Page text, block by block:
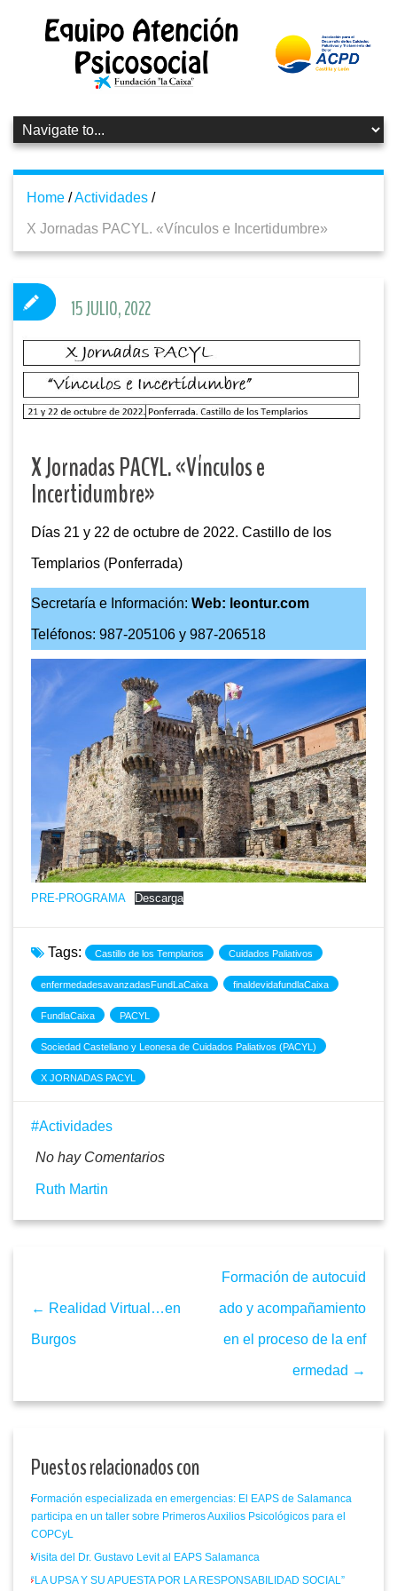
Home /Actividades /
X Jornadas PACYL. «Vínculos e Incertidumbre»
X Jornadas PACYL. «Vínculos e
Incertidumbre»
Días 21 y 22 de octubre de 2022. Castillo de los
Templarios (Ponferrada)
Secretaría e Información: Web: leontur.com
Teléfonos: 987-205106 y 987-206518
PRE-PROGRAMA Descarga
Tags: Castillo de los Templarios Cuidados Paliativos
enfermedadesavanzadasFundLaCaixa finaldevidafundlaCaixa
FundlaCaixa PACYL
Sociedad Castellano y Leonesa de Cuidados Paliativos (PACYL)
X JORNADAS PACYL
15 JULIO, 2022
Actividades
No hay Comentarios
Ruth Martin
← Realidad Virtual…en
Burgos
Formación de autocuid
ado y acompañamiento
en el proceso de la enf
ermedad →
Puestos relacionados con
Formación especializada en emergencias: El EAPS de Salamanca
participa en un taller sobre Primeros Auxilios Psicológicos para el
COPCyL
Visita del Dr. Gustavo Levit al EAPS Salamanca
“LA UPSA Y SU APUESTA POR LA RESPONSABILIDAD SOCIAL”